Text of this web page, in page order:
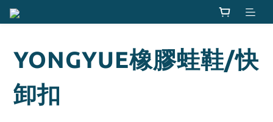
YONGYUE橡膠蛙鞋/快
卸扣